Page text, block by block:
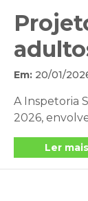
Em:20/01/
A Inspetoria
2026,
Ler mais